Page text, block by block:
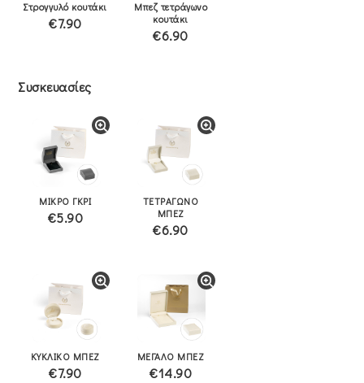
Στρογγυλό κουτάκι
€7.90
Μπεζ τετράγωνο
κουτάκι
€6.90
Συσκευασίες
ΜΙΚΡΟ ΓΚΡΙ
€5.90
ΤΕΤΡΑΓΩΝΟ
ΜΠΕΖ
€6.90
ΚΥΚΛΙΚΟ ΜΠΕΖ
€7.90
ΜΕΓΑΛΟ ΜΠΕΖ
€14.90